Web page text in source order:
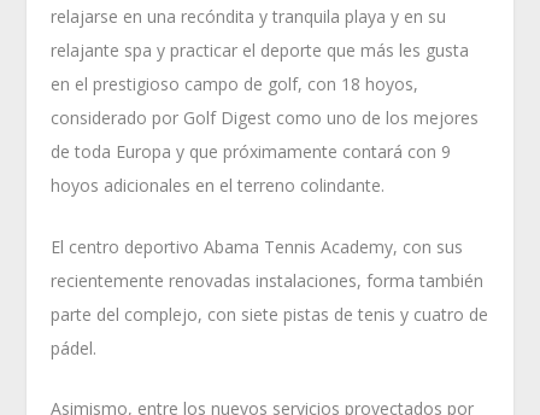
relajarse en una recóndita y tranquila playa y en su
relajante spa y practicar el deporte que más les gusta
en el prestigioso campo de golf, con 18 hoyos,
considerado por Golf Digest como uno de los mejores
de toda Europa y que próximamente contará con 9
hoyos adicionales en el terreno colindante.
El centro deportivo Abama Tennis Academy, con sus
recientemente renovadas instalaciones, forma también
parte del complejo, con siete pistas de tenis y cuatro de
pádel.
Asimismo, entre los nuevos servicios proyectados por